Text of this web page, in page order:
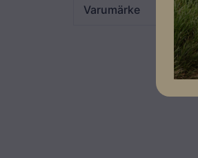
Varumärke